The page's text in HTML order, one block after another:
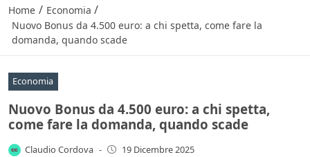
Home / Economia /
Nuovo Bonus da 4.500 euro: a chi spetta, come fare la
domanda, quando scade
Economia
Nuovo Bonus da 4.500 euro: a chi spetta,
come fare la domanda, quando scade
Claudio Cordova - 19 Dicembre 2025